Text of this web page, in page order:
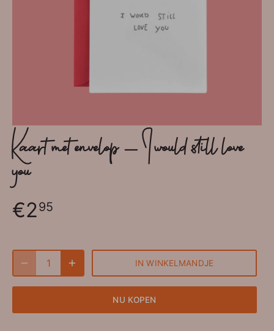
Kaart met envelop - I would still love
you
€295
IN WINKELMANDJE
NU KOPEN